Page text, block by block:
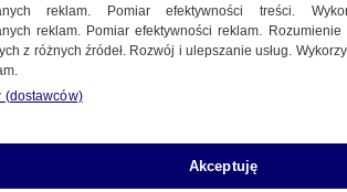
artykułu
AI
reklam. Pomiar efektywności treści.
reklam. Pomiar efektywności reklam.
z różnych źródeł. Rozwój i ulepszanie usług.
(dostawców)
Akceptuję